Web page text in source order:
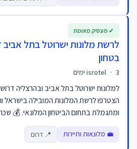
לרשת מלונות ישרוטל בתל אביב
בטחון
isrotel · 3 ימים
למלונות ישרוטל בתל אביב ובהרצליה
הצטרפו לרשת המלונות המובילה בישראל
ומתגמלת בתחום הביטחון המלונאי. 💰 שכר:
💼 מלונאות ותיירות 📍 דרום
✓ מעסיק מאומת